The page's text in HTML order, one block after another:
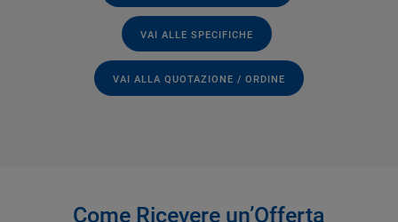
VAI ALLE SPECIFICHE
VAI ALLA QUOTAZIONE / ORDINE
Come Ricevere un’Offerta